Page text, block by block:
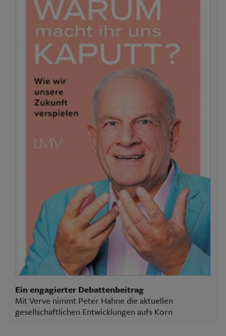
Ein engagierter Debattenbeitrag
Mit Verve nimmt Peter Hahne die aktuellen
gesellschaftlichen Entwicklungen aufs Korn